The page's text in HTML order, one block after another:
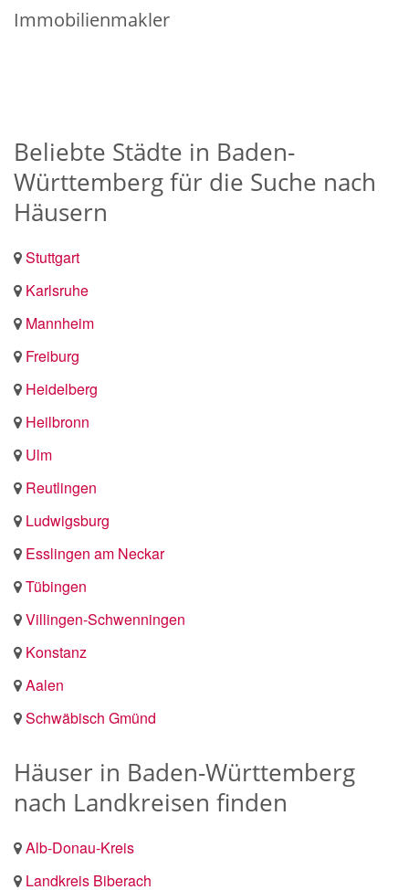
Immobilienmakler
Beliebte Städte in Baden-
Württemberg für die Suche nach
Häusern
Stuttgart
Karlsruhe
Mannheim
Freiburg
Heidelberg
Heilbronn
Ulm
Reutlingen
Ludwigsburg
Esslingen am Neckar
Tübingen
Villingen-Schwenningen
Konstanz
Aalen
Schwäbisch Gmünd
Häuser in Baden-Württemberg
nach Landkreisen finden
Alb-Donau-Kreis
Landkreis Biberach